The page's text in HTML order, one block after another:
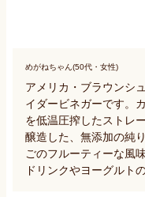
めがねちゃん(50代・女性)
アメリカ・ブラウンシ
イダービネガーです。
を低温圧搾したストレ
醸造した、無添加の純
ごのフルーティーな風
ドリンクやヨーグルト